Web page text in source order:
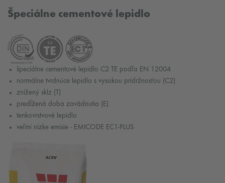
Špeciálne cementové lepidlo
špeciálne cementové lepidlo C2 TE podľa EN 12004
normálne tvrdnúce lepidlo s vysokou prídržnosťou (C2)
znížený sklz (T)
predĺžená doba zavädnutia (E)
tenkovrstvové lepidlo
veľmi nízke emisie - EMICODE EC1-PLUS